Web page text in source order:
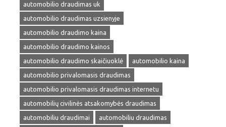
automobilio draudimas uk
automobilio draudimas uzsienyje
automobilio draudimo kaina
automobilio draudimo kainos
automobilio draudimo skaičiuoklė
automobilio kaina
automobilio privalomasis draudimas
automobilio privalomasis draudimas internetu
automobilių civilinės atsakomybės draudimas
automobiliu draudimai
automobiliu draudimas